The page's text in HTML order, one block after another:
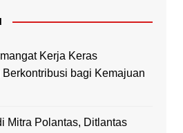
Kerja Keras
Berkontribusi bagi Kemajuan
Mitra Polantas, Ditlantas